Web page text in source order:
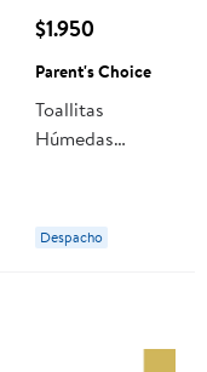
$1.950
Parent's Choice
Toallitas
Húmedas
Despacho